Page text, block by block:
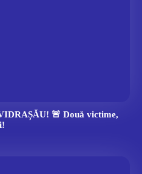
🚨 Două victime,